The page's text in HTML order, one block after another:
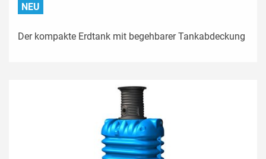
NEU
Der kompakte Erdtank mit begehbarer Tankabdeckung